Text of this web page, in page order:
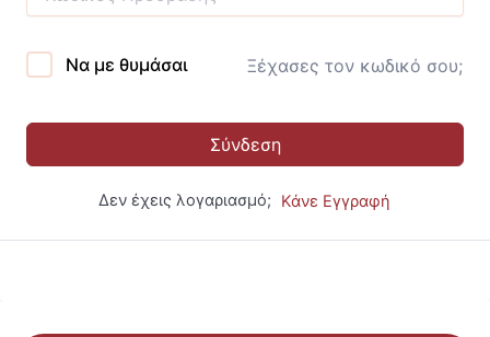
Να με θυμάσαι Ξέχασες τον κωδικό σου;
Σύνδεση
Δεν έχεις λογαριασμό; Κάνε Εγγραφή